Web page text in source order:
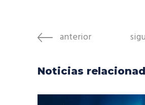
anterior
Noticias